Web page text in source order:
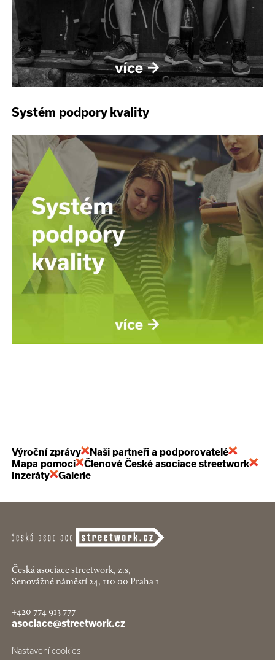
Systém podpory kvality
Výroční zprávy
Naši partneři a podporovatelé
Mapa pomoci
Členové České asociace streetwork
Inzeráty
Galerie
Česká asociace streetwork, z.s,
Senovážné náměstí 24, 110 00 Praha 1
+420 774 913 777
asociace@streetwork.cz
Nastavení cookies